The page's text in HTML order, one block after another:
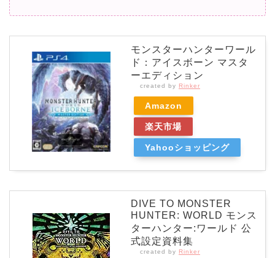
モンスターハンターワール
ド：アイスボーン マスタ
ーエディション
created by Rinker
Amazon
楽天市場
Yahooショッピング
DIVE TO MONSTER
HUNTER: WORLD モンス
ターハンター:ワールド 公
式設定資料集
created by Rinker